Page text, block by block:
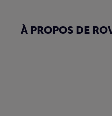
À PROPOS DE